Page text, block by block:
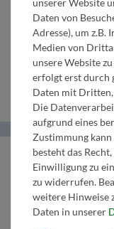
in B
Klarinette
in Es
Helma
Wir bringen Musik ins
+43 664 1947 8 32
Daten von
Adresse), um z.B.
Medien von
unsere Website
erfolgt erst durch
Daten mit Dritten,
Die
aufgrund eines
Zustimmung
besteht das
Einwilligung zu
zu widerrufen.
weitere Hinweise
Daten in unserer